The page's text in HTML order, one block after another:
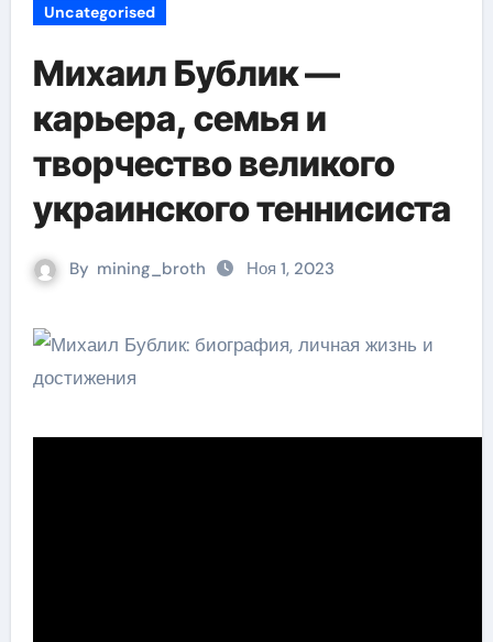
Uncategorised
Михаил Бублик —
карьера, семья и
творчество великого
украинского теннисиста
By mining_broth Ноя 1, 2023